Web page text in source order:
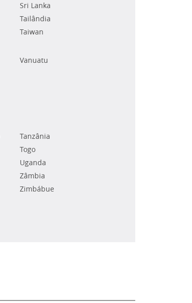
Sri Lanka
Tailândia
Taiwan
Vanuatu
Tanzânia
Togo
Uganda
Zâmbia
Zimbábue